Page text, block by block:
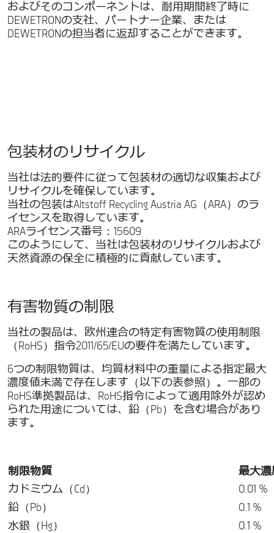
およびそのコンポーネントは、耐用期間終了時に
DEWETRONの支社、パートナー企業、または
DEWETRONの担当者に返却することができます。
包装材のリサイクル
当社は法的要件に従って包装材の適切な収集および
リサイクルを確保しています。
当社の包装はAltstoff Recycling Austria AG（ARA）のラ
イセンスを取得しています。
ARAライセンス番号：15609
このようにして、当社は包装材のリサイクルおよび
天然資源の保全に積極的に貢献しています。
有害物質の制限
当社の製品は、欧州連合の特定有害物質の使用制限
（RoHS）指令2011/65/EUの要件を満たしています。
6つの制限物質は、均質材料中の重量による指定最大
濃度値未満で存在します（以下の表参照）。一部の
RoHS準拠製品は、RoHS指令によって適用除外が認め
られた用途については、鉛（Pb）を含む場合があり
ます。
制限物質
最大濃
カドミウム（Cd）
0.01 %
鉛（Pb）
0.1 %
水銀（Hg）
0.1 %